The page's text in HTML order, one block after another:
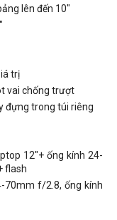
lên đến 10"
trị
vai chống trượt
đựng trong túi riêng
12"+ ống kính 24-
flash
70mm f/2.8, ống kính